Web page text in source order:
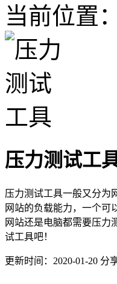
当前位置：
压力测试工
压力测试工具一般又分为
网站的负载能力，一个可
网站还是电脑都需要压力
试工具吧！
更新时间：2020-01-20 分